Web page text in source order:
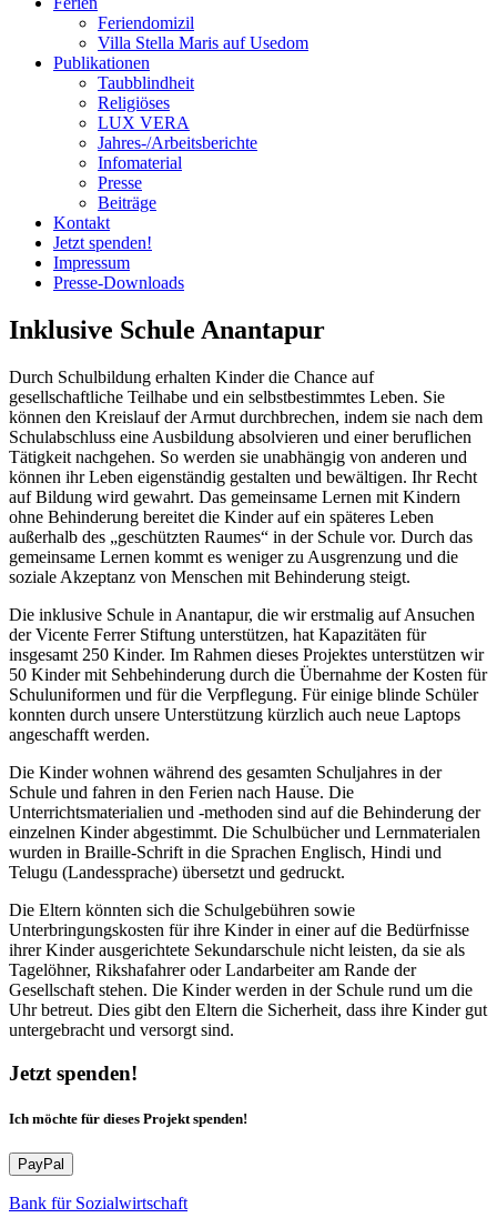
Feriendomizil
Villa Stella Maris auf Usedom
Publikationen
Taubblindheit
Religiöses
LUX VERA
Jahres-/​Arbeitsberichte
Infomaterial
Presse
Beiträge
Kontakt
Jetzt spenden!
Impressum
Presse-Downloads
Inklusive Schule Anantapur
Durch Schulbildung erhalten Kinder die Chance auf
gesellschaftliche Teilhabe und ein selbstbestimmtes Leben. Sie
können den Kreislauf der Armut durchbrechen, indem sie nach dem
Schulabschluss eine Ausbildung absolvieren und einer beruflichen
Tätigkeit nachgehen. So werden sie unabhängig von anderen und
können ihr Leben eigenständig gestalten und bewältigen. Ihr Recht
auf Bildung wird gewahrt. Das gemeinsame Lernen mit Kindern
ohne Behinderung bereitet die Kinder auf ein späteres Leben
außerhalb des „geschützten Raumes“ in der Schule vor. Durch das
gemeinsame Lernen kommt es weniger zu Ausgrenzung und die
soziale Akzeptanz von Menschen mit Behinderung steigt.
Die inklusive Schule in Anantapur, die wir erstmalig auf Ansuchen
der Vicente Ferrer Stiftung unterstützen, hat Kapazitäten für
insgesamt 250 Kinder. Im Rahmen dieses Projektes unterstützen wir
50 Kinder mit Sehbehinderung durch die Übernahme der Kosten für
Schuluniformen und für die Verpflegung. Für einige blinde Schüler
konnten durch unsere Unterstützung kürzlich auch neue Laptops
angeschafft werden.
Die Kinder wohnen während des gesamten Schuljahres in der
Schule und fahren in den Ferien nach Hause. Die
Unterrichtsmaterialien und -methoden sind auf die Behinderung der
einzelnen Kinder abgestimmt. Die Schulbücher und Lernmaterialen
wurden in Braille-Schrift in die Sprachen Englisch, Hindi und
Telugu (Landessprache) übersetzt und gedruckt.
Die Eltern könnten sich die Schulgebühren sowie
Unterbringungskosten für ihre Kinder in einer auf die Bedürfnisse
ihrer Kinder ausgerichtete Sekundarschule nicht leisten, da sie als
Tagelöhner, Rikshafahrer oder Landarbeiter am Rande der
Gesellschaft stehen. Die Kinder werden in der Schule rund um die
Uhr betreut. Dies gibt den Eltern die Sicherheit, dass ihre Kinder gut
untergebracht und versorgt sind.
Jetzt spenden!
Ich möchte für dieses Projekt spenden!
PayPal
Bank für Sozialwirtschaft